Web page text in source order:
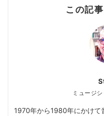
この記
ミュージ
1970年から1980年にかけて